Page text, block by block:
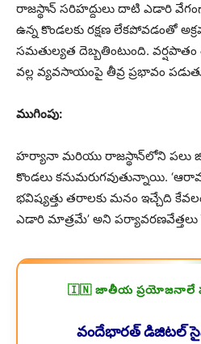
రాజస్థాన్ సరిహద్దులు దాటి ఎడారి వేగంగా
ఉన్న కొండలకు రక్షణ లేకపోవడంతో
సమతుల్యత దెబ్బతింటుంది. వర్షపాతం
వల్ల వ్యవసాయంపై తీవ్ర ప్రభావం
ముగింపు:
హర్యానా మరియు రాజస్థాన్‌లోని పలు
కొండలు కనుమరుగవుతున్నాయి.
భవిష్యత్తు తరాలకు మనం ఇచ్చేది
ఎడారి మాత్రమే’ అని పర్యావరణవేత్తలు
🇮🇳 జాతీయ ప్రయోజనాలే
వందేభారత్ డిజిటల్